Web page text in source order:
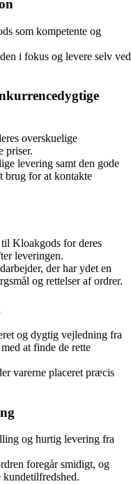
som kompetente og
i fokus og levere selv ved
overskuelige
priser.
levering samt den gode
brug for at kontakte
Kloakgods for deres
leveringen.
der har ydet en
og rettelser af ordrer.
og dygtig vejledning fra
at finde de rette
varerne placeret præcis
og hurtig levering fra
foregår smidigt, og